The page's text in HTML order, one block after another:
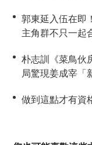
郭東延入伍在即
主角群不只一起
朴志訓《菜鳥伙
局驚現姜成宰「
做到這點才有資